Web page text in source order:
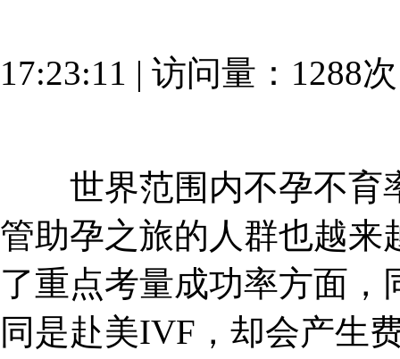
17:23:11 | 访问量：1288
世界范围内不孕不育
管助孕之旅的人群也越来
了重点考量成功率方面
同是赴美IVF，却会产生